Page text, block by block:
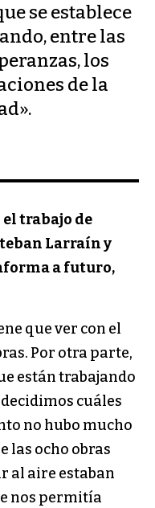
se establece
entre las
los
de la
el trabajo de
Larraín y
a futuro,
que ver con el
Por otra parte,
están trabajando
cuáles
no hubo mucho
las ocho obras
al aire estaban
nos permitía